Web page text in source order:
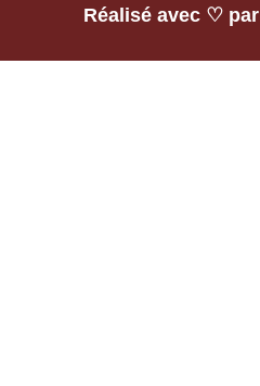
Réalisé avec ♡ par